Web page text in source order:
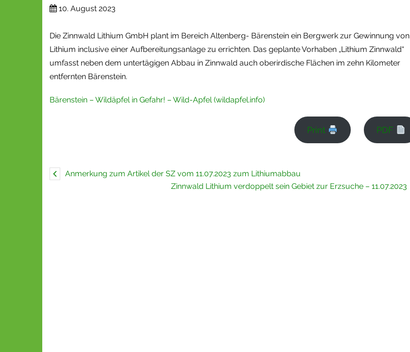
10. August 2023
Die Zinnwald Lithium GmbH plant im Bereich Altenberg- Bärenstein ein Bergwerk zur Gewinnung von
Lithium inclusive einer Aufbereitungsanlage zu errichten. Das geplante Vorhaben „Lithium Zinnwald“
umfasst neben dem untertägigen Abbau in Zinnwald auch oberirdische Flächen im zehn Kilometer
entfernten Bärenstein.
Bärenstein – Wildäpfel in Gefahr! – Wild-Apfel (wildapfel.info)
Print PDF
Anmerkung zum Artikel der SZ vom 11.07.2023 zum Lithiumabbau
Zinnwald Lithium verdoppelt sein Gebiet zur Erzsuche – 11.07.2023